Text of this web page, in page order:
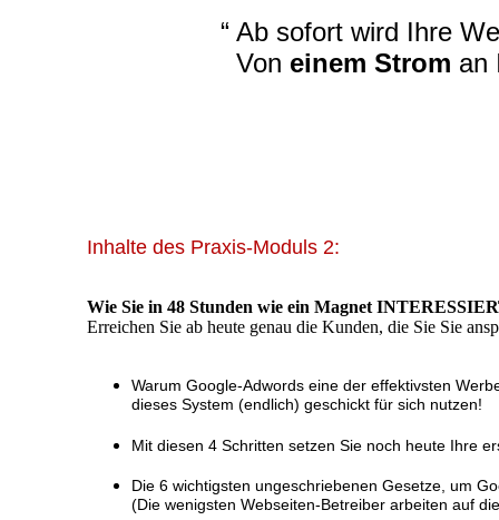
“ Ab sofort wird Ihre
Von einem Strom an
Inhalte des Praxis-Moduls 2:
Wie Sie in 48 Stunden wie ein Magnet
Erreichen Sie ab heute genau die Kunden, die Sie Sie
Warum Google-Adwords eine der effektivsten
dieses System (endlich) geschickt für sich nutzen!
Mit diesen 4 Schritten setzen Sie noch heute Ihre
Die 6 wichtigsten ungeschriebenen Gesetze, um
(Die wenigsten Webseiten-Betreiber arbeiten auf